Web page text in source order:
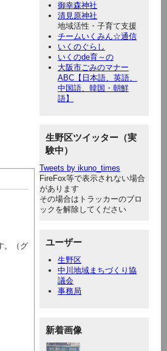
御幸森神社
清見原神社
地域活性・子育て支援
チームいくみん☆通信
いくのぐらし
いくのde育～の
大阪市ごみのマナー
ABC【日本語、英語、
中国語、韓国・朝鮮
語】
生野区ツイッター（実
験中）
Tweets by ikuno_times
FireFox等で表示されない場合
があります
その場合はトラッカーのブロ
ックを解除してください
ユーザー
生野区
中川地域まちづくり協
議会
事務局
新着画像
。（グ